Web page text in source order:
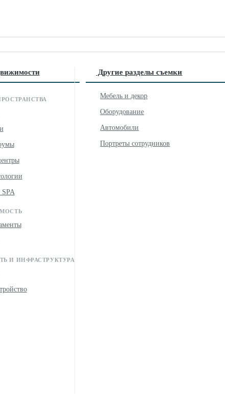
И ИНФРАСТРУКТУРА
Другие разделы съемки
Мебель и декор
Оборудование
Автомобили
Портреты сотрудников